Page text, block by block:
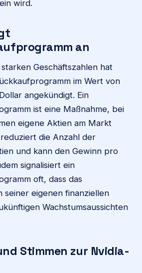
wird.
an
Geschäftszahlen hat
im Wert von
angekündigt. Ein
ist eine Maßnahme, bei
eigene Aktien am Markt
die Anzahl der
und kann den Gewinn pro
signalisiert ein
oft, dass das
seiner eigenen finanziellen
Wachstumsaussichten
Stimmen zur Nvidia-